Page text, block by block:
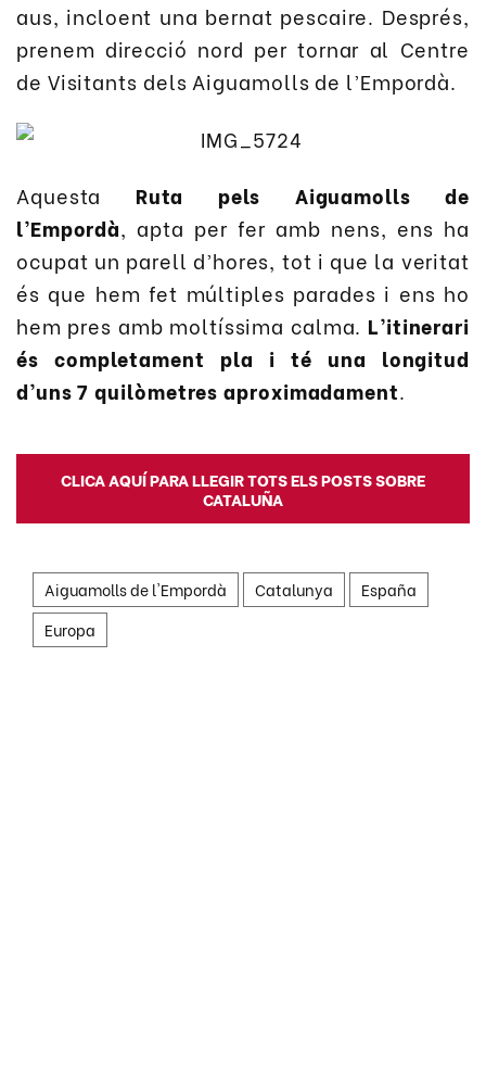
aus, incloent una bernat pescaire. Després,
prenem direcció nord per tornar al Centre
de Visitants dels Aiguamolls de l’Empordà.
Aquesta Ruta pels Aiguamolls de
l’Empordà, apta per fer amb nens, ens ha
ocupat un parell d’hores, tot i que la veritat
és que hem fet múltiples parades i ens ho
hem pres amb moltíssima calma. L’itinerari
és completament pla i té una longitud
d’uns 7 quilòmetres aproximadament.
CLICA AQUÍ PARA LLEGIR TOTS ELS POSTS SOBRE
CATALUÑA
Aiguamolls de l'Empordà Catalunya
España
Europa